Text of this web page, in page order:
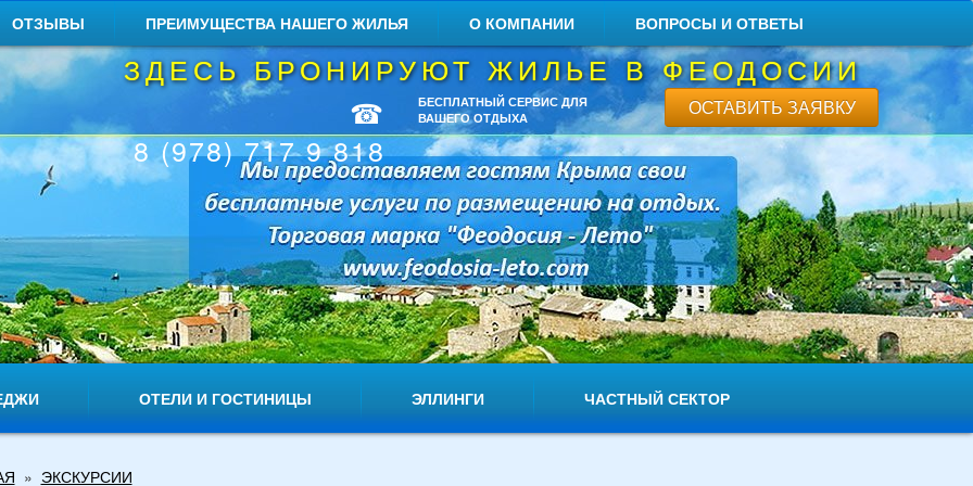
ОТЗЫВЫ ПРЕИМУЩЕСТВА НАШЕГО ЖИЛЬЯ О КОМПАНИИ ВОПРОСЫ И ОТВЕТЫ
ЗДЕСЬ БРОНИРУЮТ ЖИЛЬЕ В ФЕОДОСИИ
☎
8 (978) 717 9 818
БЕСПЛАТНЫЙ СЕРВИС ДЛЯ
ВАШЕГО ОТДЫХА
ОСТАВИТЬ ЗАЯВКУ
ОТЕЛИ И ГОСТИНИЦЫ ЭЛЛИНГИ ЧАСТНЫЙ СЕКТОР
» ЭКСКУРСИИ